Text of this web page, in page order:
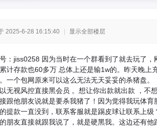
2025-6-28 16:15:40 显示全部楼层
：jiss0258 因为当时在一个群看到了就去玩了
计存款也60多万 总体上还是输1w的。昨天晚
一个包网原来可以这么无法无天妥妥的杀猪盘。
无视风控直接黑会员 。想让你出款就出款 ，不
跟他朋友说就是要杀我猪了！因为觉得我玩体
提款一直没到，联系客服就是踢皮球让联系上
朋友直接就跟我说了，就是硬黑我。这边还有